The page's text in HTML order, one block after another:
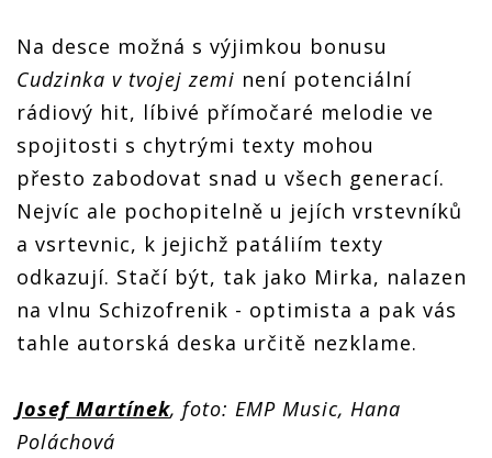
Na desce možná s výjimkou bonusu
Cudzinka v tvojej zemi není potenciální
rádiový hit, líbivé přímočaré melodie ve
spojitosti s chytrými texty mohou
přesto zabodovat snad u všech generací.
Nejvíc ale pochopitelně u jejích vrstevníků
a vsrtevnic, k jejichž patáliím texty
odkazují. Stačí být, tak jako Mirka, nalazen
na vlnu Schizofrenik - optimista a pak vás
tahle autorská deska určitě nezklame.
Josef Martínek, foto: EMP Music, Hana
Poláchová